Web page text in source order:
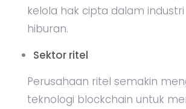
kelola hak cipta dalam
hiburan.
Sektor ritel
Perusahaan ritel semakin
teknologi blockchain untuk